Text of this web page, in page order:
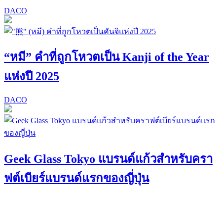
DACO
“หมี” คำที่ถูกโหวตเป็น Kanji of the Year
แห่งปี 2025
DACO
Geek Glass Tokyo แบรนด์แก้วสำหรับครา
ฟต์เบียร์แบรนด์แรกของญี่ปุ่น